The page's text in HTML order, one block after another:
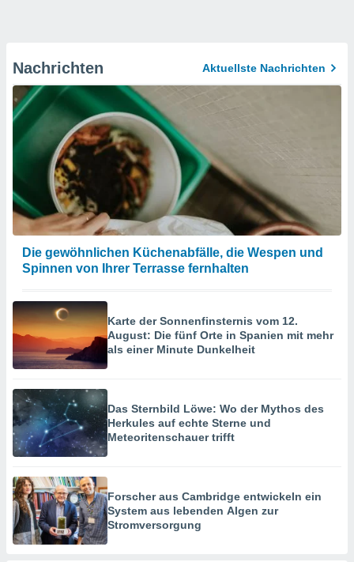
Nachrichten Aktuellste Nachrichten
Die gewöhnlichen Küchenabfälle, die Wespen und
Spinnen von Ihrer Terrasse fernhalten
Karte der Sonnenfinsternis vom 12.
August: Die fünf Orte in Spanien mit mehr
als einer Minute Dunkelheit
Das Sternbild Löwe: Wo der Mythos des
Herkules auf echte Sterne und
Meteoritenschauer trifft
Forscher aus Cambridge entwickeln ein
System aus lebenden Algen zur
Stromversorgung